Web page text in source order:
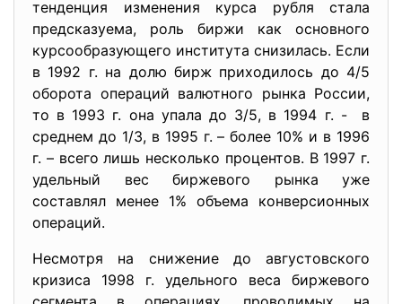
тенденция изменения курса рубля стала
предсказуема, роль биржи как основного
курсообразующего института снизилась. Если
в 1992 г. на долю бирж приходилось до 4/5
оборота операций валютного рынка России,
то в 1993 г. она упала до 3/5, в 1994 г. - в
среднем до 1/3, в 1995 г. – более 10% и в 1996
г. – всего лишь несколько процентов. В 1997 г.
удельный вес биржевого рынка уже
составлял менее 1% объема конверсионных
операций.
Несмотря на снижение до августовского
кризиса 1998 г. удельного веса биржевого